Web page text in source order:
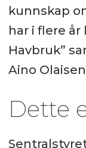
kunnskap
har i flere
Havbruk”
Aino
Dette